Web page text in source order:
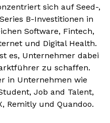
sich auf Seed-,
B-Investitionen in
Software, Fintech,
und Digital Health.
es, Unternehmer dabei
zu schaffen.
in Unternehmen wie
Job and Talent,
Remitly und Quandoo.